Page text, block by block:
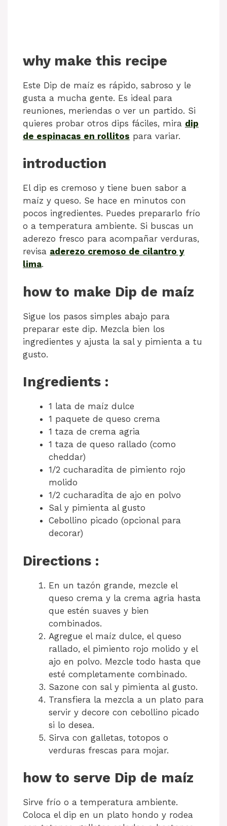
why make this recipe
Este Dip de maíz es rápido, sabroso y le
gusta a mucha gente. Es ideal para
reuniones, meriendas o ver un partido. Si
quieres probar otros dips fáciles, mira dip
de espinacas en rollitos para variar.
introduction
El dip es cremoso y tiene buen sabor a
maíz y queso. Se hace en minutos con
pocos ingredientes. Puedes prepararlo frío
o a temperatura ambiente. Si buscas un
aderezo fresco para acompañar verduras,
revisa aderezo cremoso de cilantro y
lima.
how to make Dip de maíz
Sigue los pasos simples abajo para
preparar este dip. Mezcla bien los
ingredientes y ajusta la sal y pimienta a tu
gusto.
Ingredients :
1 lata de maíz dulce
1 paquete de queso crema
1 taza de crema agria
1 taza de queso rallado (como
cheddar)
1/2 cucharadita de pimiento rojo
molido
1/2 cucharadita de ajo en polvo
Sal y pimienta al gusto
Cebollino picado (opcional para
decorar)
Directions :
En un tazón grande, mezcle el
queso crema y la crema agria hasta
que estén suaves y bien
combinados.
Agregue el maíz dulce, el queso
rallado, el pimiento rojo molido y el
ajo en polvo. Mezcle todo hasta que
esté completamente combinado.
Sazone con sal y pimienta al gusto.
Transfiera la mezcla a un plato para
servir y decore con cebollino picado
si lo desea.
Sirva con galletas, totopos o
verduras frescas para mojar.
how to serve Dip de maíz
Sirve frío o a temperatura ambiente.
Coloca el dip en un plato hondo y rodea